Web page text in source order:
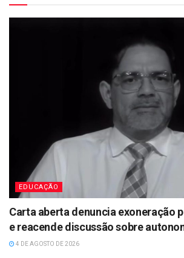
EDUCAÇÃO
Carta aberta denuncia exoneração
e reacende discussão sobre
4 DE AGOSTO DE 2026